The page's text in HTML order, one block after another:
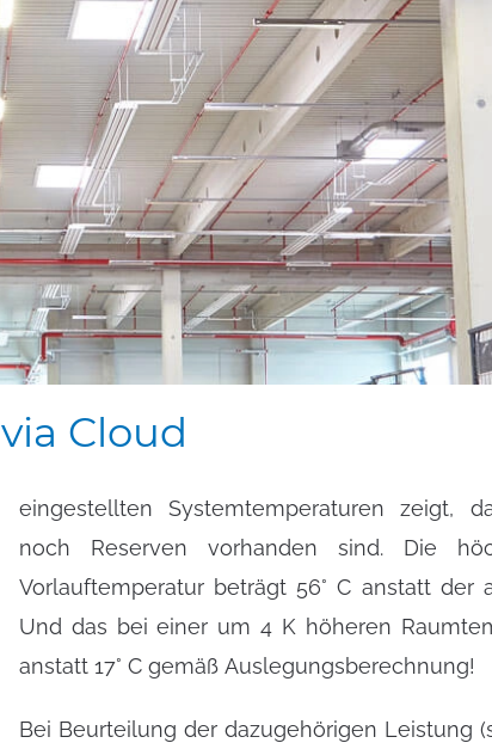
via Cloud
eingestellten Systemtemperaturen zeigt,
noch Reserven vorhanden sind. Die
Vorlauftemperatur beträgt 56° C anstatt der
Und das bei einer um 4 K höheren
anstatt 17° C gemäß Auslegungsberechnung!
Bei Beurteilung der dazugehörigen Leistung